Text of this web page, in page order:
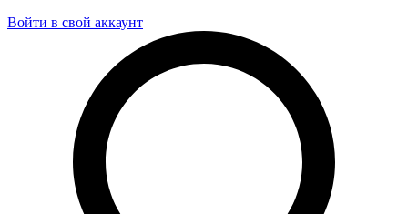
Войти в свой аккаунт